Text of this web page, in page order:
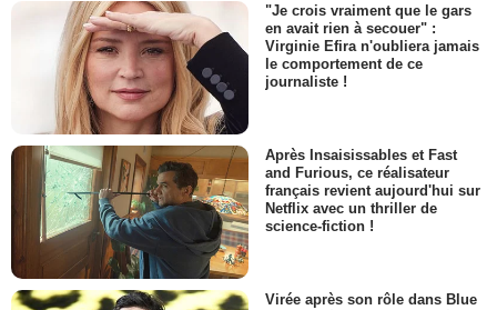
"Je crois vraiment que le gars
en avait rien à secouer" :
Virginie Efira n'oubliera jamais
le comportement de ce
journaliste !
Après Insaisissables et Fast
and Furious, ce réalisateur
français revient aujourd'hui sur
Netflix avec un thriller de
science-fiction !
Virée après son rôle dans Blue